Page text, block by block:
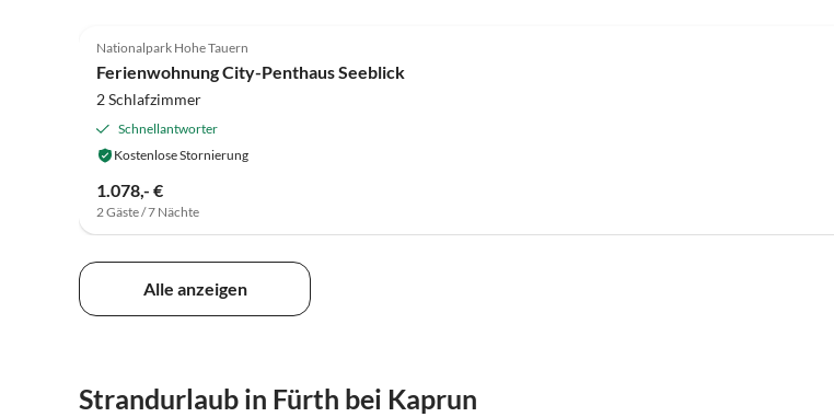
Nationalpark Hohe Tauern
Ferienwohnung City-Penthaus Seeblick
2 Schlafzimmer
Schnellantworter
Kostenlose Stornierung
1.078,- €
2 Gäste / 7 Nächte
Alle anzeigen
Strandurlaub in Fürth bei Kaprun